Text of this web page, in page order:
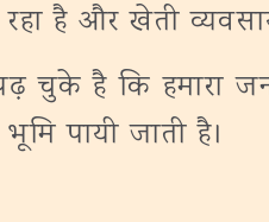
रहा है और खेती
है कि हमारा
पायी जाती है।